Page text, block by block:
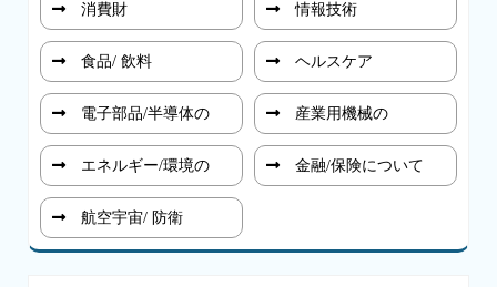
消費財 情報技術
食品/ 飲料 ヘルスケア
電子部品/半導体の 産業用機械の
エネルギー/環境の 金融/保険について
航空宇宙/ 防衛